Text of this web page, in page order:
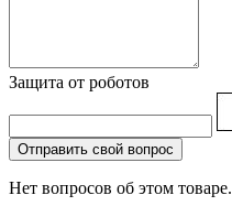
Защита от роботов
Отправить свой вопрос
Нет вопросов об этом товаре.